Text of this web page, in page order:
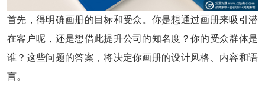
首先，得明确画册的目标和受众。你是想通过画册来吸引潜
在客户呢，还是想借此提升公司的知名度？你的受众群体是
谁？这些问题的答案，将决定你画册的设计风格、内容和语
言。